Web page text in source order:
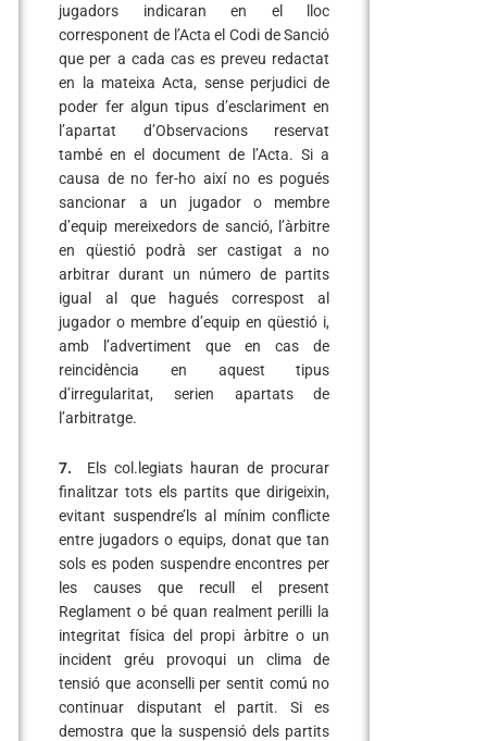
jugadors indicaran en el lloc
corresponent de l’Acta el Codi de Sanció
que per a cada cas es preveu redactat
en la mateixa Acta, sense perjudici de
poder fer algun tipus d’esclariment en
l’apartat d’Observacions reservat
també en el document de l’Acta. Si a
causa de no fer-ho així no es pogués
sancionar a un jugador o membre
d’equip mereixedors de sanció, l’àrbitre
en qüestió podrà ser castigat a no
arbitrar durant un número de partits
igual al que hagués correspost al
jugador o membre d’equip en qüestió i,
amb l’advertiment que en cas de
reincidència en aquest tipus
d’irregularitat, serien apartats de
l’arbitratge.
7. Els col.legiats hauran de procurar
finalitzar tots els partits que dirigeixin,
evitant suspendre’ls al mínim conflicte
entre jugadors o equips, donat que tan
sols es poden suspendre encontres per
les causes que recull el present
Reglament o bé quan realment perilli la
integritat física del propi àrbitre o un
incident gréu provoqui un clima de
tensió que aconselli per sentit comú no
continuar disputant el partit. Si es
demostra que la suspensió dels partits